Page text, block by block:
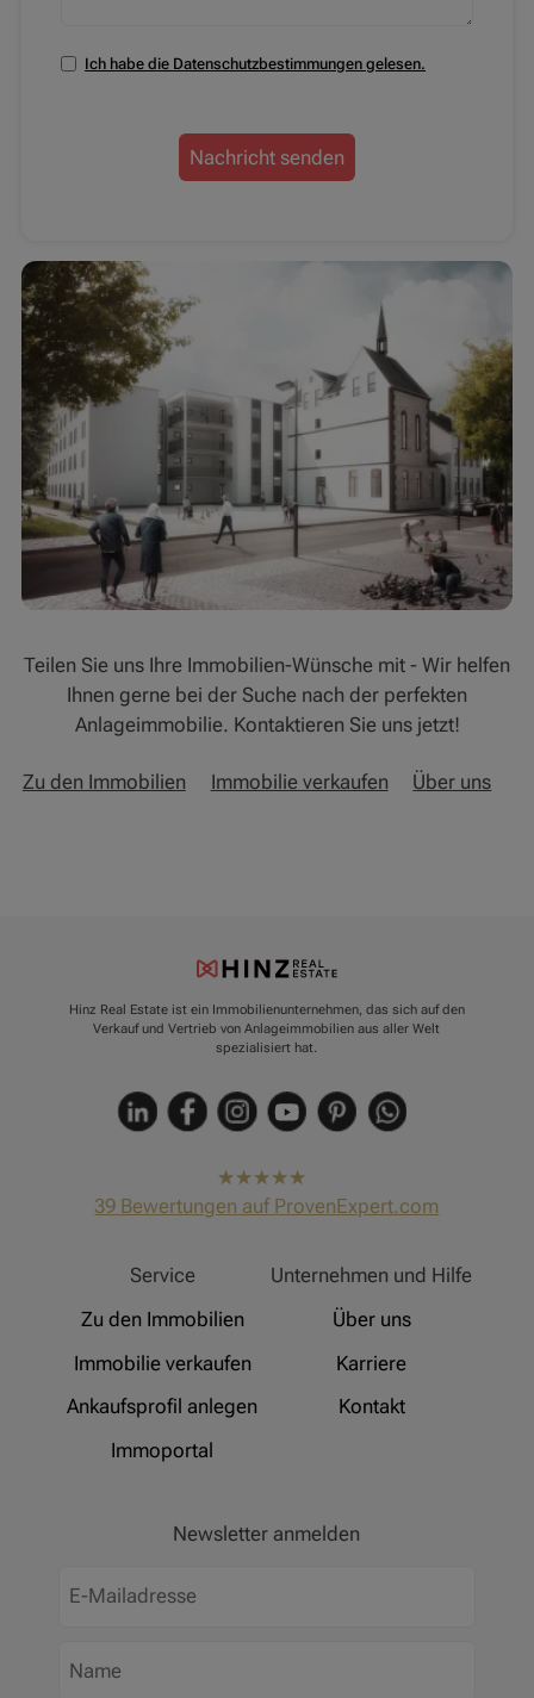
Ich habe die Datenschutzbestimmungen gelesen.
Nachricht senden
Teilen Sie uns Ihre Immobilien-Wünsche mit - Wir helfen
Ihnen gerne bei der Suche nach der perfekten
Anlageimmobilie. Kontaktieren Sie uns jetzt!
Zu den Immobilien Immobilie verkaufen Über uns
Hinz Real Estate ist ein Immobilienunternehmen, das sich auf den
Verkauf und Vertrieb von Anlageimmobilien aus aller Welt
spezialisiert hat.
hat4,91
von5
39 Bewertungen auf ProvenExpert.com
Service
Zu den Immobilien
Immobilie verkaufen
Ankaufsprofil anlegen
Immoportal
Unternehmen und Hilfe
Über uns
Karriere
Kontakt
Newsletter anmelden